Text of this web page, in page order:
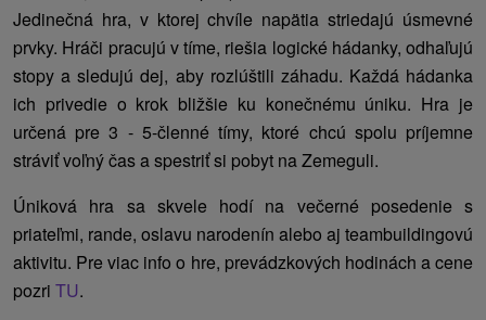
Jedinečná hra, v ktorej chvíle napätia striedajú úsmevné
prvky. Hráči pracujú v tíme, riešia logické hádanky, odhaľujú
stopy a sledujú dej, aby rozlúštili záhadu. Každá hádanka
ich privedie o krok bližšie ku konečnému úniku. Hra je
určená pre 3 - 5-členné tímy, ktoré chcú spolu príjemne
stráviť voľný čas a spestriť si pobyt na Zemeguli.
Úniková hra sa skvele hodí na večerné posedenie s
priateľmi, rande, oslavu narodenín alebo aj teambuildingovú
aktivitu. Pre viac info o hre, prevádzkových hodinách a cene
pozri TU.